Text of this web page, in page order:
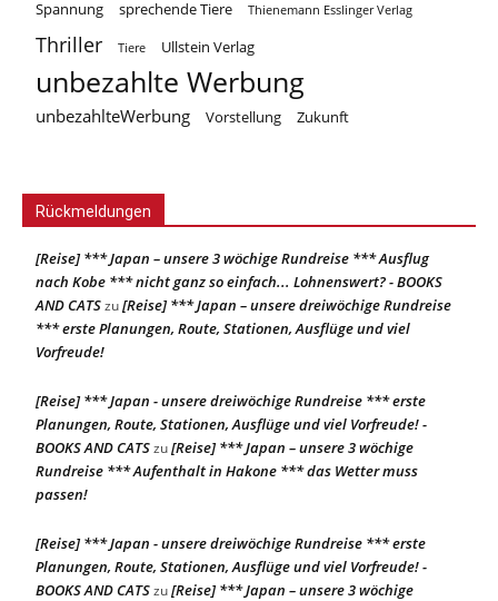
Spannung sprechende Tiere Thienemann Esslinger Verlag
Thriller Tiere Ullstein Verlag
unbezahlte Werbung
unbezahlteWerbung Vorstellung Zukunft
Rückmeldungen
[Reise] *** Japan – unsere 3 wöchige Rundreise *** Ausflug
nach Kobe *** nicht ganz so einfach... Lohnenswert? - BOOKS
AND CATSzu[Reise] *** Japan – unsere dreiwöchige Rundreise
*** erste Planungen, Route, Stationen, Ausflüge und viel
Vorfreude!
[Reise] *** Japan - unsere dreiwöchige Rundreise *** erste
Planungen, Route, Stationen, Ausflüge und viel Vorfreude! -
BOOKS AND CATSzu[Reise] *** Japan – unsere 3 wöchige
Rundreise *** Aufenthalt in Hakone *** das Wetter muss
passen!
[Reise] *** Japan - unsere dreiwöchige Rundreise *** erste
Planungen, Route, Stationen, Ausflüge und viel Vorfreude! -
BOOKS AND CATSzu[Reise] *** Japan – unsere 3 wöchige